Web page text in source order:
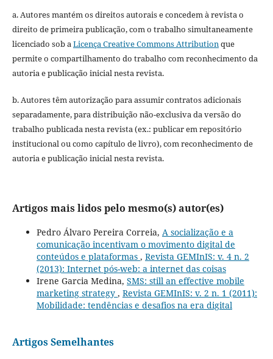
a. Autores mantém os direitos autorais e concedem à revista o
direito de primeira publicação, com o trabalho simultaneamente
licenciado sob aLicença Creative Commons Attributionque
permite o compartilhamento do trabalho com reconhecimento da
autoria e publicação inicial nesta revista.
b. Autores têm autorização para assumir contratos adicionais
separadamente, para distribuição não-exclusiva da versão do
trabalho publicada nesta revista (ex.: publicar em repositório
institucional ou como capítulo de livro), com reconhecimento de
autoria e publicação inicial nesta revista.
Artigos mais lidos pelo mesmo(s) autor(es)
Pedro Álvaro Pereira Correia, A socialização e a
comunicação incentivam o movimento digital de
conteúdos e plataformas , Revista GEMInIS: v. 4 n. 2
(2013): Internet pós-web: a internet das coisas
Irene Garcia Medina, SMS: still an effective mobile
marketing strategy , Revista GEMInIS: v. 2 n. 1 (2011):
Mobilidade: tendências e desafios na era digital
Artigos Semelhantes